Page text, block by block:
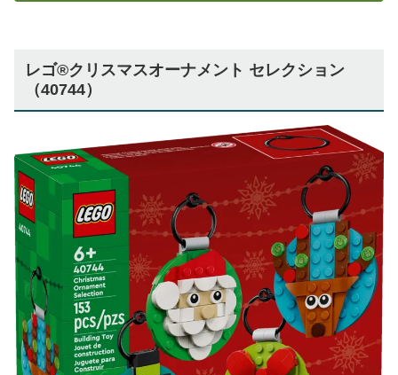
レゴ®クリスマスオーナメント セレクション
（40744）